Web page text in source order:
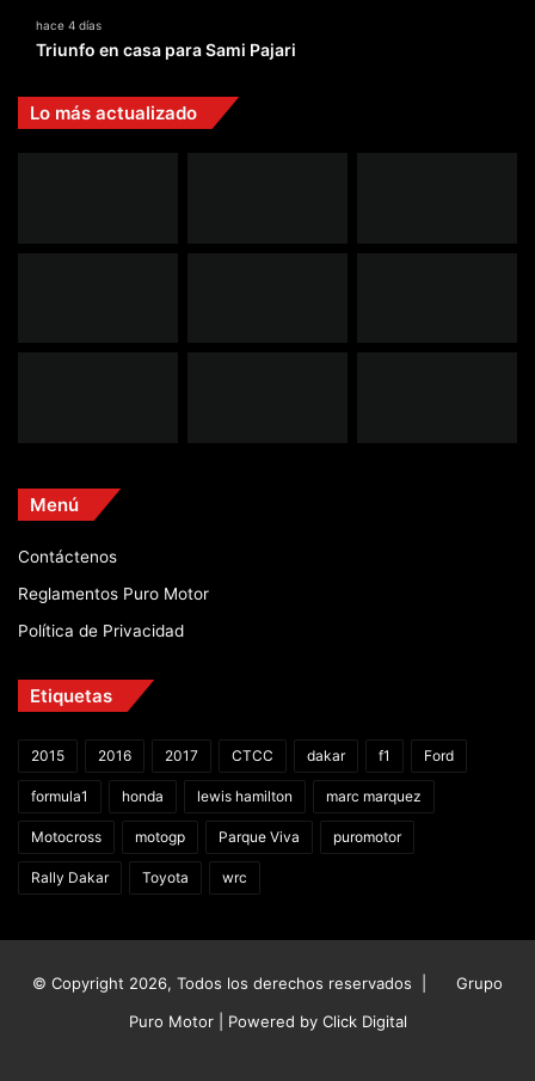
hace 4 días
Triunfo en casa para Sami Pajari
Lo más actualizado
Menú
Contáctenos
Reglamentos Puro Motor
Política de Privacidad
Etiquetas
2015 2016 2017 CTCC dakar f1 Ford
formula1 honda lewis hamilton marc marquez
Motocross motogp Parque Viva puromotor
Rally Dakar Toyota wrc
© Copyright 2026, Todos los derechos reservados |
Grupo
Puro Motor | Powered by Click Digital